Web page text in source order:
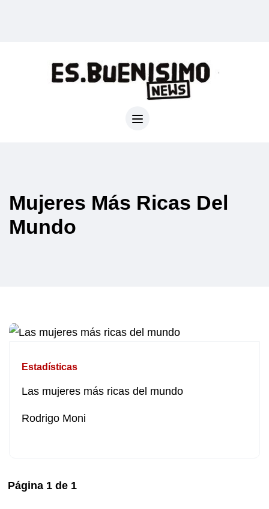
Mujeres Más Ricas Del
Mundo
Estadísticas
Las mujeres más ricas del mundo
Rodrigo Moni
Página 1 de 1